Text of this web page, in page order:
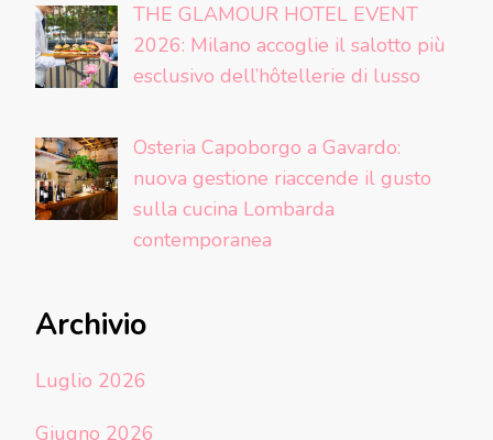
THE GLAMOUR HOTEL EVENT
2026: Milano accoglie il salotto più
esclusivo dell’hôtellerie di lusso
Osteria Capoborgo a Gavardo:
nuova gestione riaccende il gusto
sulla cucina Lombarda
contemporanea
Archivio
Luglio 2026
Giugno 2026